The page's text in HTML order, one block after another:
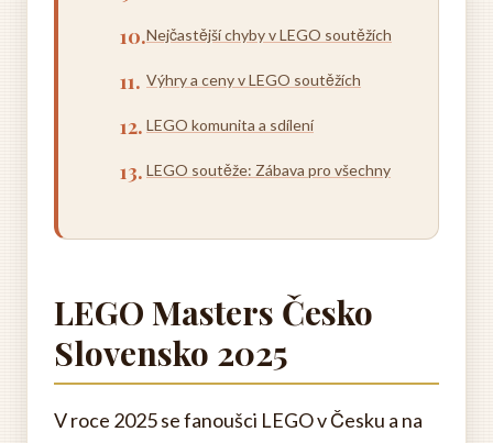
Nejčastější chyby v LEGO soutěžích
Výhry a ceny v LEGO soutěžích
LEGO komunita a sdílení
LEGO soutěže: Zábava pro všechny
LEGO Masters Česko
Slovensko 2025
V roce 2025 se fanoušci LEGO v Česku a na